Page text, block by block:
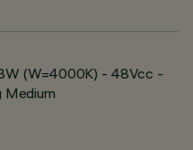
(W=4000K) - 48Vcc -
Medium